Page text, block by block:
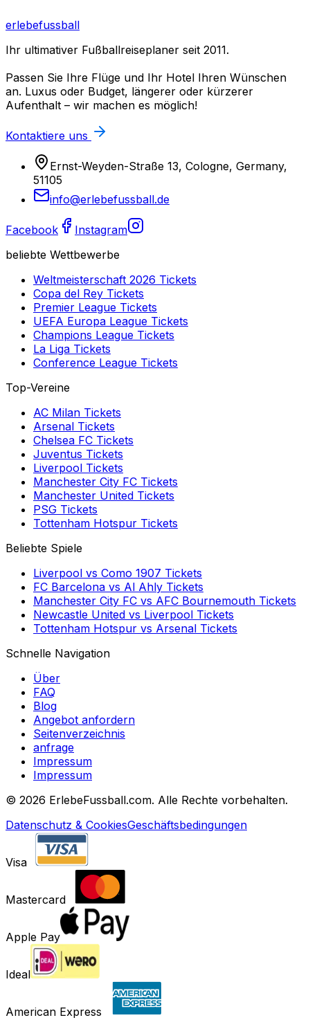
erlebefussball
Ihr ultimativer Fußballreiseplaner seit 2011.
Passen Sie Ihre Flüge und Ihr Hotel Ihren Wünschen
an. Luxus oder Budget, längerer oder kürzerer
Aufenthalt – wir machen es möglich!
Kontaktiere uns
Ernst-Weyden-Straße 13, Cologne, Germany,
51105
info@erlebefussball.de
Facebook
Instagram
beliebte Wettbewerbe
Weltmeisterschaft 2026 Tickets
Copa del Rey Tickets
Premier League Tickets
UEFA Europa League Tickets
Champions League Tickets
La Liga Tickets
Conference League Tickets
Top-Vereine
AC Milan Tickets
Arsenal Tickets
Chelsea FC Tickets
Juventus Tickets
Liverpool Tickets
Manchester City FC Tickets
Manchester United Tickets
PSG Tickets
Tottenham Hotspur Tickets
Beliebte Spiele
Liverpool vs Como 1907 Tickets
FC Barcelona vs Al Ahly Tickets
Manchester City FC vs AFC Bournemouth Tickets
Newcastle United vs Liverpool Tickets
Tottenham Hotspur vs Arsenal Tickets
Schnelle Navigation
Über
FAQ
Blog
Angebot anfordern
Seitenverzeichnis
anfrage
Impressum
Impressum
© 2026 ErlebeFussball.com. Alle Rechte vorbehalten.
Datenschutz & CookiesGeschäftsbedingungen
Visa
Mastercard
Apple Pay
Ideal
American Express